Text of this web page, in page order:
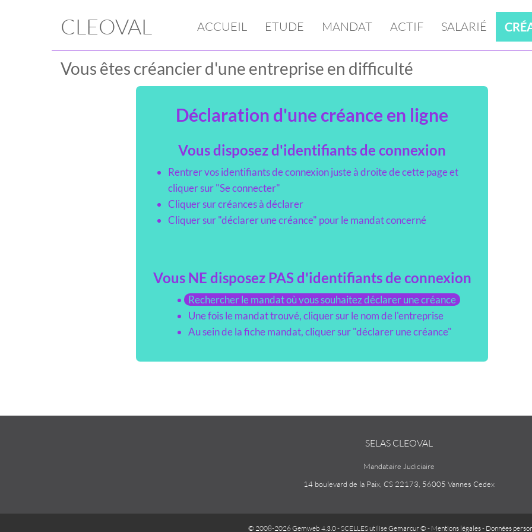
CLEOVAL ACCUEIL ETUDE MANDAT ACTIF SALARIÉ
Vous êtes créancier d'une entreprise en difficulté
Déclaration d'une créance en ligne
Vous disposez d'identifiants de connexion
Rentrer vos identifiants de connexion juste à droite de cette page et
cliquer sur "Se connecter"
Cliquer sur créances à déclarer
Cliquer sur "déclarer une créance" pour le mandat concerné
Vous NE disposez PAS d'identifiants de connexion
Rechercher le mandat où vous souhaitez déclarer une créance
Une fois le mandat trouvé, cliquer sur le nom de l'entreprise
Au sein de la fiche mandat, cliquer sur "déclarer une créance"
SELAS CLEOVAL
Mandataire Judiciaire
14 boulevard de la Paix, CS 22173, 56005 Vannes Cedex
© 2008-2026 Gemweb 4.3.0- SCELLES utiliseGemarcur © - Mentions légales- Données